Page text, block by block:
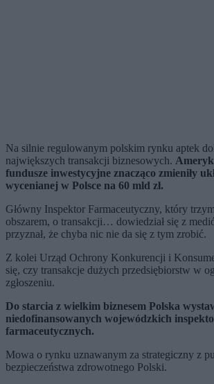
Na silnie regulowanym polskim rynku aptek
największych transakcji biznesowych.
fundusze inwestycyjne znacząco zmieniły
wycenianej w Polsce na 60 mld zł.
Główny Inspektor Farmaceutyczny, który
obszarem, o transakcji… dowiedział się z
przyznał, że chyba nic nie da się z tym zrobić.
Z kolei Urząd Ochrony Konkurencji i
się, czy transakcje dużych przedsiębiorstw w
zgłoszeniu.
Do starcia z wielkim biznesem Polska
niedofinansowanych wojewódzkich
farmaceutycznych.
Mowa o rynku uznawanym za strategiczny z
bezpieczeństwa zdrowotnego Polski.